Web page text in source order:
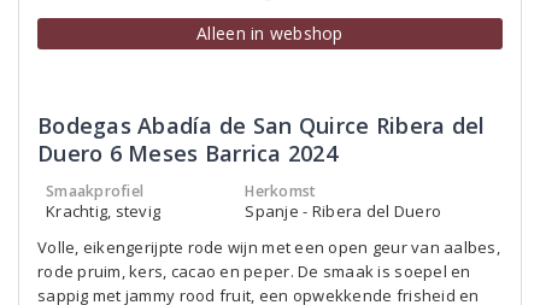
Alleen in webshop
Bodegas Abadía de San Quirce Ribera del
Duero 6 Meses Barrica 2024
Smaakprofiel
Krachtig, stevig
Herkomst
Spanje - Ribera del Duero
Volle, eikengerijpte rode wijn met een open geur van aalbes,
rode pruim, kers, cacao en peper. De smaak is soepel en
sappig met jammy rood fruit, een opwekkende frisheid en